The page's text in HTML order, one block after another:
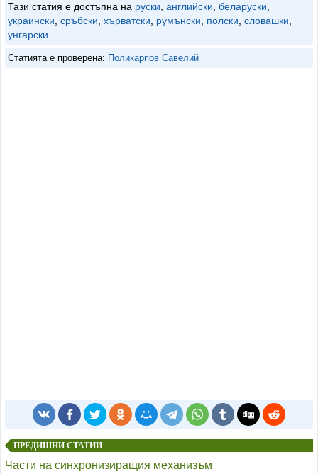
Тази статия е достъпна на руски английски беларуски
украински сръбски хърватски румънски полски словашки
унгарски
Статията е проверена: Поликарпов Савелий
ПРЕДИШНИ СТАТИИ
Части на синхронизиращия механизъм